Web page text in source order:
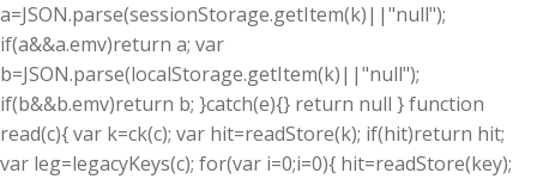
a=JSON.parse(sessionStorage.getItem(k)||"null");
if(a&&a.emv)return a; var
b=JSON.parse(localStorage.getItem(k)||"null");
if(b&&b.emv)return b; }catch(e){} return null } function
read(c){ var k=ck(c); var hit=readStore(k); if(hit)return hit;
var leg=legacyKeys(c); for(var i=0;i=0){ hit=readStore(key);